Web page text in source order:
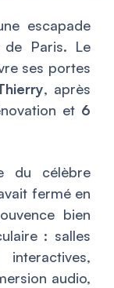
escapade
de Paris. Le
ses portes
, après
et 6
du célèbre
fermé en
bien
: salles
audio,